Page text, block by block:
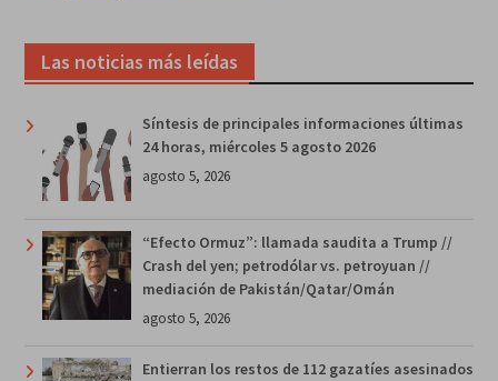
Las noticias más leídas
Síntesis de principales informaciones últimas
24 horas, miércoles 5 agosto 2026
agosto 5, 2026
“Efecto Ormuz”: llamada saudita a Trump //
Crash del yen; petrodólar vs. petroyuan //
mediación de Pakistán/Qatar/Omán
agosto 5, 2026
Entierran los restos de 112 gazatíes asesinados